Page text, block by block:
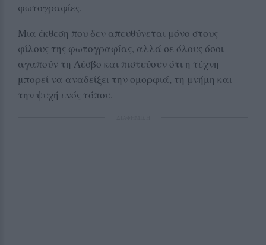
φωτογραφίες.
Μια έκθεση που δεν απευθύνεται μόνο στους
φίλους της φωτογραφίας, αλλά σε όλους όσοι
αγαπούν τη Λέσβο και πιστεύουν ότι η τέχνη
μπορεί να αναδείξει την ομορφιά, τη μνήμη και
την ψυχή ενός τόπου.